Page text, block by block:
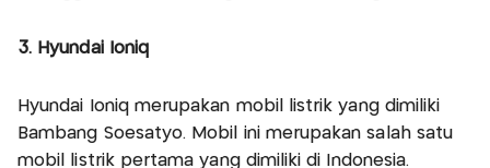
3. Hyundai Ioniq
Hyundai Ioniq merupakan mobil listrik yang dimiliki
Bambang Soesatyo. Mobil ini merupakan salah satu
mobil listrik pertama yang dimiliki di Indonesia.